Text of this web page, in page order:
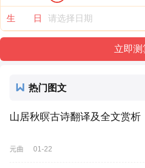
生 日
热门图文
山居秋暝古诗翻译及全文赏析
元曲 01-22